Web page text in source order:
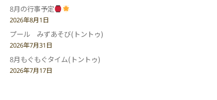
8月の行事予定
2026年8月1日
プール みずあそび(トントゥ)
2026年7月31日
8月もぐもぐタイム(トントゥ)
2026年7月17日